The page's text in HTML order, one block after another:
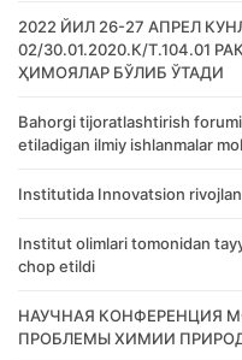
2022 ЙИЛ 26-27 АПРЕЛ
02/30.01.2020.К/Т.104.01
ҲИМОЯЛАР БЎЛИБ ЎТАДИ
Bahorgi tijoratlashtirish
etiladigan ilmiy ishlanmalar
Institutida Innovatsion
Institut olimlari tomonidan
chop etildi
НАУЧНАЯ КОНФЕРЕНЦИЯ
ПРОБЛЕМЫ ХИМИИ